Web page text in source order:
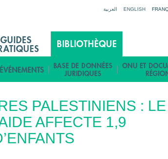
العربية ENGLISH
PALESTINIENS : LE
AFFECTE 1,9